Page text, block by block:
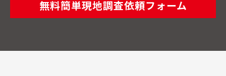
無料簡単現地調査依頼フォーム